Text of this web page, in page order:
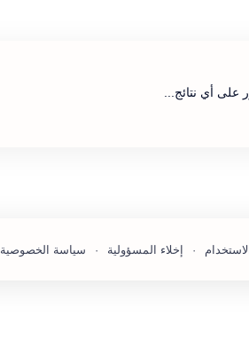
على أي نتائج...
إخلاء المسؤولية سياسة الخصوصية